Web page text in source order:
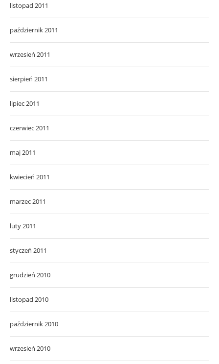
listopad 2011
październik 2011
wrzesień 2011
sierpień 2011
lipiec 2011
czerwiec 2011
maj 2011
kwiecień 2011
marzec 2011
luty 2011
styczeń 2011
grudzień 2010
listopad 2010
październik 2010
wrzesień 2010